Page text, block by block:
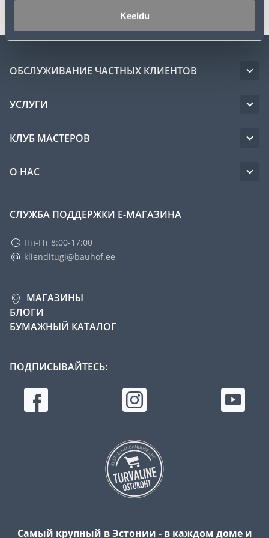
Keeldu
ОБСЛУЖИВАНИЕ ЧАСТНЫХ КЛИЕНТОВ
УСЛУГИ
КЛУБ МАСТЕРОВ
О НАС
СЛУЖБА ПОДДЕРЖКИ Е-МАГАЗИНА
Пн-Пт 8:00-17:00
klienditugi@bauhof.ee
МАГАЗИНЫ
БЛОГИ
БУМАЖНЫЙ КАТАЛОГ
ПОДПИСЫВАЙТЕСЬ:
Самый крупный в Эстонии - в каждом доме и